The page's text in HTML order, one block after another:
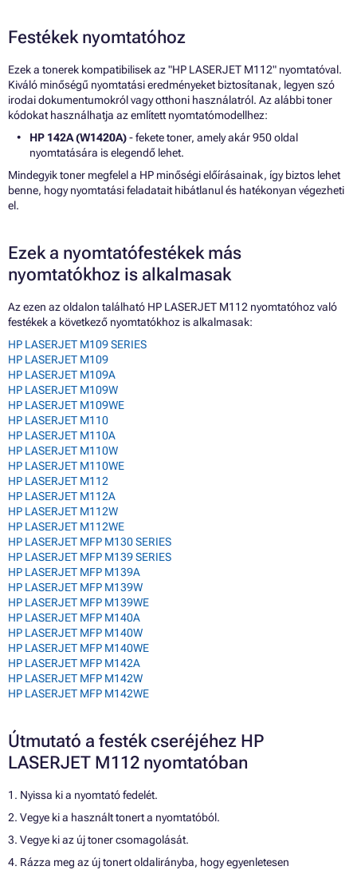
Festékek nyomtatóhoz
Ezek a tonerek kompatibilisek az "HP LASERJET M112" nyomtatóval.
Kiváló minőségű nyomtatási eredményeket biztosítanak, legyen szó
irodai dokumentumokról vagy otthoni használatról. Az alábbi toner
kódokat használhatja az említett nyomtatómodellhez:
HP 142A (W1420A)- fekete toner, amely akár 950 oldal
nyomtatására is elegendő lehet.
Mindegyik toner megfelel a HP minőségi előírásainak, így biztos lehet
benne, hogy nyomtatási feladatait hibátlanul és hatékonyan végezheti
el.
Ezek a nyomtatófestékek más
nyomtatókhoz is alkalmasak
Az ezen az oldalon található HP LASERJET M112 nyomtatóhoz való
festékek a következő nyomtatókhoz is alkalmasak:
HP LASERJET M109 SERIES
HP LASERJET M109
HP LASERJET M109A
HP LASERJET M109W
HP LASERJET M109WE
HP LASERJET M110
HP LASERJET M110A
HP LASERJET M110W
HP LASERJET M110WE
HP LASERJET M112
HP LASERJET M112A
HP LASERJET M112W
HP LASERJET M112WE
HP LASERJET MFP M130 SERIES
HP LASERJET MFP M139 SERIES
HP LASERJET MFP M139A
HP LASERJET MFP M139W
HP LASERJET MFP M139WE
HP LASERJET MFP M140A
HP LASERJET MFP M140W
HP LASERJET MFP M140WE
HP LASERJET MFP M142A
HP LASERJET MFP M142W
HP LASERJET MFP M142WE
Útmutató a festék cseréjéhez HP
LASERJET M112 nyomtatóban
1. Nyissa ki a nyomtató fedelét.
2. Vegye ki a használt tonert a nyomtatóból.
3. Vegye ki az új toner csomagolását.
4. Rázza meg az új tonert oldalirányba, hogy egyenletesen